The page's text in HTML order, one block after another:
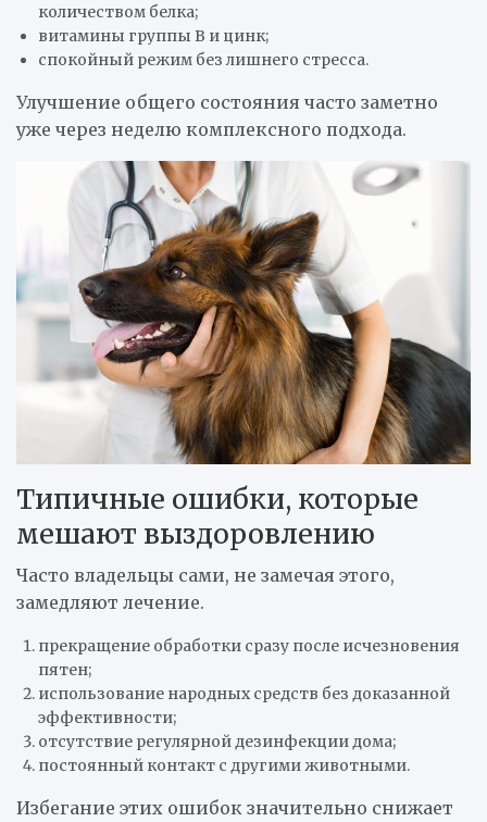
количеством белка;
витамины группы B и цинк;
спокойный режим без лишнего стресса.
Улучшение общего состояния часто заметно
уже через неделю комплексного подхода.
Типичные ошибки, которые
мешают выздоровлению
Часто владельцы сами, не замечая этого,
замедляют лечение.
прекращение обработки сразу после исчезновения
пятен;
использование народных средств без доказанной
эффективности;
отсутствие регулярной дезинфекции дома;
постоянный контакт с другими животными.
Избегание этих ошибок значительно снижает